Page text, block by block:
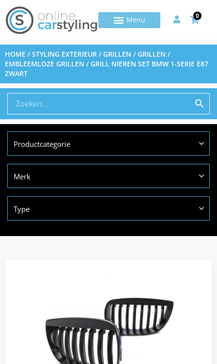
0
HOME /STYLING EXTERIEUR / GRILLEN / GRILLEN /
EMBLEEMLOZE GRILLEN / GRILL NIEREN SET BMW 1-SERIE E87
ZWART
Productcategorie
Merk
Type